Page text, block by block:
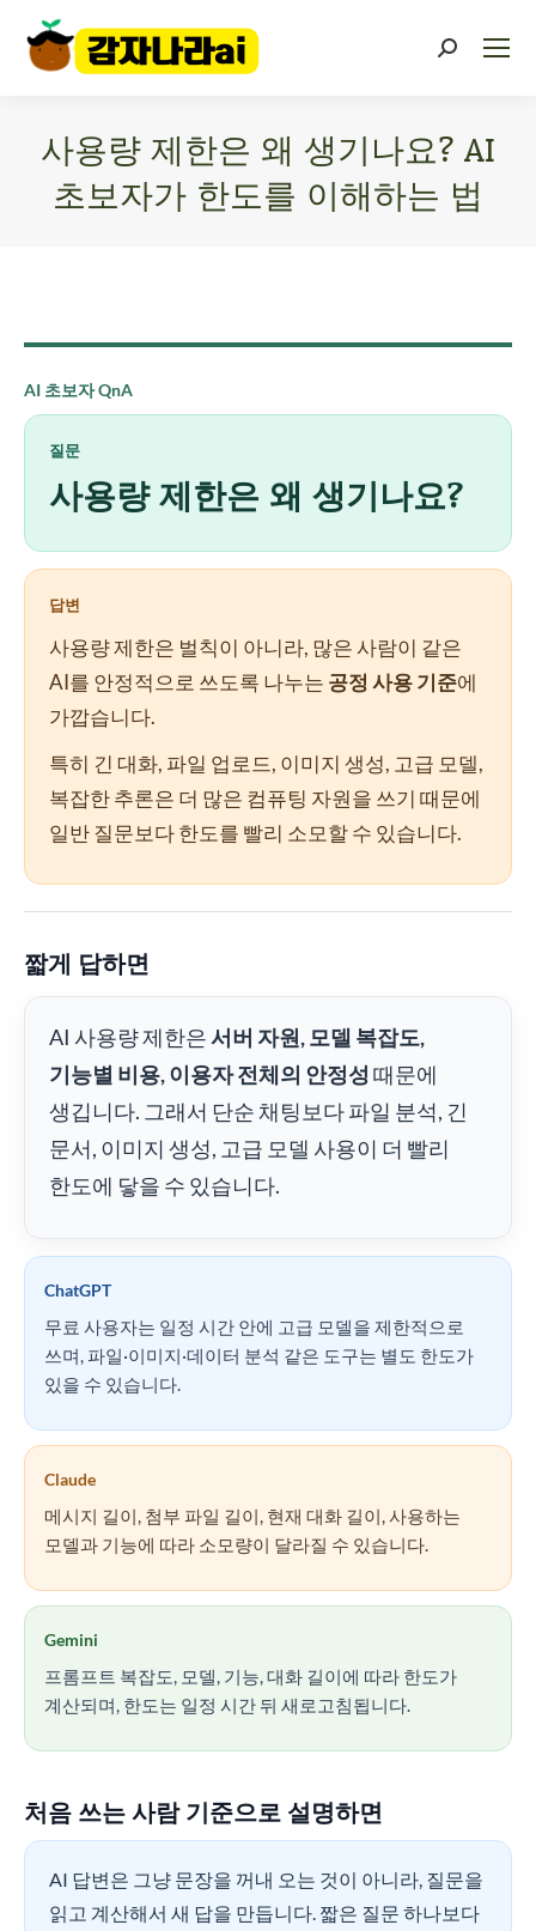
사용량 제한은 왜 생기나요? AI
초보자가 한도를 이해하는 법
AI 초보자 QnA
질문
사용량 제한은 왜 생기나요?
답변
사용량 제한은 벌칙이 아니라, 많은 사람이 같은
AI를 안정적으로 쓰도록 나누는 공정 사용 기준에
가깝습니다.
특히 긴 대화, 파일 업로드, 이미지 생성, 고급 모델,
복잡한 추론은 더 많은 컴퓨팅 자원을 쓰기 때문에
일반 질문보다 한도를 빨리 소모할 수 있습니다.
짧게 답하면
AI 사용량 제한은서버 자원, 모델 복잡도,
기능별 비용, 이용자 전체의 안정성 때문에
생깁니다. 그래서 단순 채팅보다 파일 분석, 긴
문서, 이미지 생성, 고급 모델 사용이 더 빨리
한도에 닿을 수 있습니다.
ChatGPT
무료 사용자는 일정 시간 안에 고급 모델을 제한적으로
쓰며, 파일·이미지·데이터 분석 같은 도구는 별도 한도가
있을 수 있습니다.
Claude
메시지 길이, 첨부 파일 길이, 현재 대화 길이, 사용하는
모델과 기능에 따라 소모량이 달라질 수 있습니다.
Gemini
프롬프트 복잡도, 모델, 기능, 대화 길이에 따라 한도가
계산되며, 한도는 일정 시간 뒤 새로고침됩니다.
처음 쓰는 사람 기준으로 설명하면
AI 답변은 그냥 문장을 꺼내 오는 것이 아니라, 질문을
읽고 계산해서 새 답을 만듭니다. 짧은 질문 하나보다